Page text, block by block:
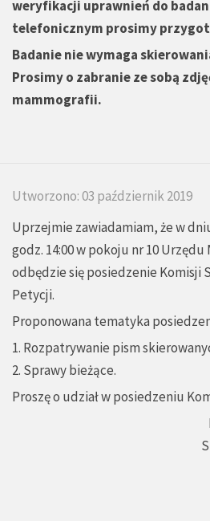
weryfikacji uprawnień do
telefonicznym prosimy
Badanie nie wymaga
Prosimy o zabranie ze sobą
mammografii.
Utworzono: 03 październik 2019
Uprzejmie zawiadamiam, że w
godz. 14:00 w pokoju nr 10 Urzędu
odbędzie się posiedzenie Komisji
Petycji.
Proponowana tematyka
1. Rozpatrywanie pism
2. Sprawy bieżące.
Proszę o udział w posiedzeniu